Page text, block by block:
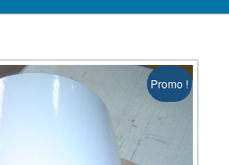
Promo !